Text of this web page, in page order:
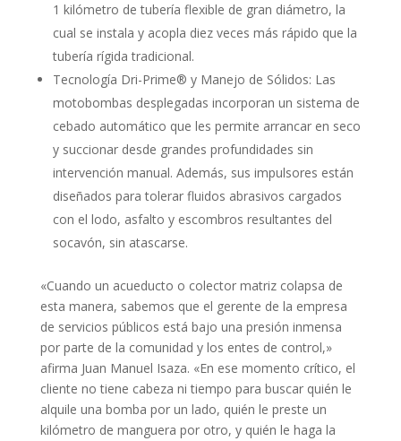
1 kilómetro de tubería flexible de gran diámetro, la
cual se instala y acopla diez veces más rápido que la
tubería rígida tradicional.
Tecnología Dri-Prime® y Manejo de Sólidos: Las
motobombas desplegadas incorporan un sistema de
cebado automático que les permite arrancar en seco
y succionar desde grandes profundidades sin
intervención manual. Además, sus impulsores están
diseñados para tolerar fluidos abrasivos cargados
con el lodo, asfalto y escombros resultantes del
socavón, sin atascarse.
«Cuando un acueducto o colector matriz colapsa de
esta manera, sabemos que el gerente de la empresa
de servicios públicos está bajo una presión inmensa
por parte de la comunidad y los entes de control,»
afirma Juan Manuel Isaza. «En ese momento crítico, el
cliente no tiene cabeza ni tiempo para buscar quién le
alquile una bomba por un lado, quién le preste un
kilómetro de manguera por otro, y quién le haga la